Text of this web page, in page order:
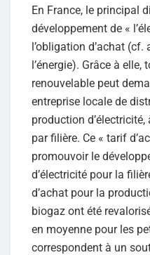
En France, le principal
développement de «
l’obligation d’achat
l’énergie). Grâce à elle,
renouvelable peut
entreprise locale de
production
par filière. Ce « tarif
promouvoir le
d’électricité pour la
d’achat pour la
biogaz ont été
en moyenne pour les
correspondent à un